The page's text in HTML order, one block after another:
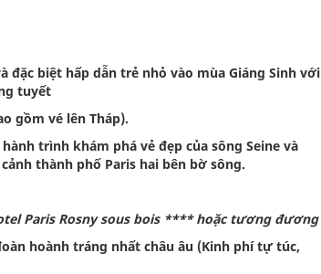
đặc biệt hấp dẫn trẻ nhỏ vào mùa Giáng Sinh với
tuyết
gồm vé lên Tháp).
trình khám phá vẻ đẹp của sông Seine và
thành phố Paris hai bên bờ sông.
Paris Rosny sous bois **** hoặc tương đương
hoành tráng nhất châu âu (Kinh phí tự túc,